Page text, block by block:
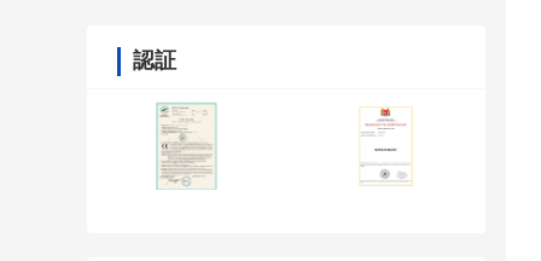
認証